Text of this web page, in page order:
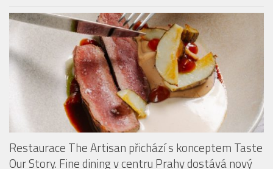
Restaurace The Artisan přichází s konceptem Taste
Our Story. Fine dining v centru Prahy dostává nový